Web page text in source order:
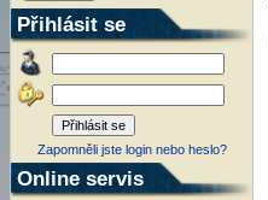
Přihlásit se
Zapomněli jste login nebo heslo?
Online servis